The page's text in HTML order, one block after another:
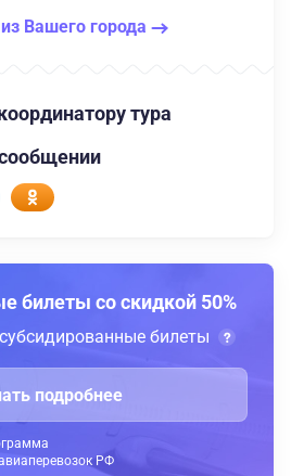
Вашего города
тура
билеты со скидкой 50%
билеты
подробнее
РФ